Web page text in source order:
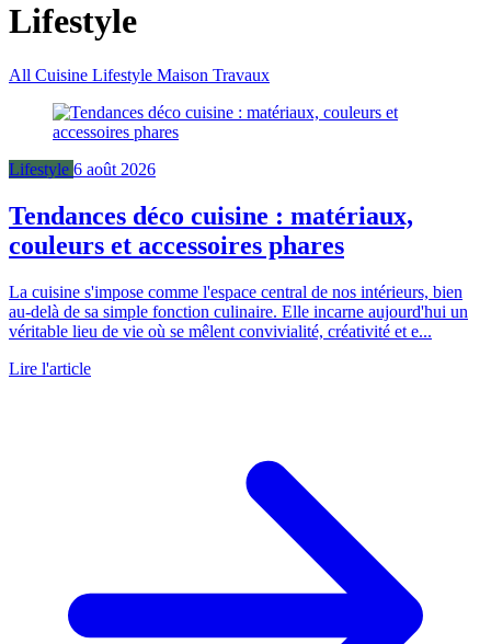
Lifestyle
All Cuisine Lifestyle Maison Travaux
Lifestyle 6 août 2026
Tendances déco cuisine : matériaux,
couleurs et accessoires phares
La cuisine s'impose comme l'espace central de nos intérieurs, bien
au-delà de sa simple fonction culinaire. Elle incarne aujourd'hui un
véritable lieu de vie où se mêlent convivialité, créativité et e...
Lire l'article